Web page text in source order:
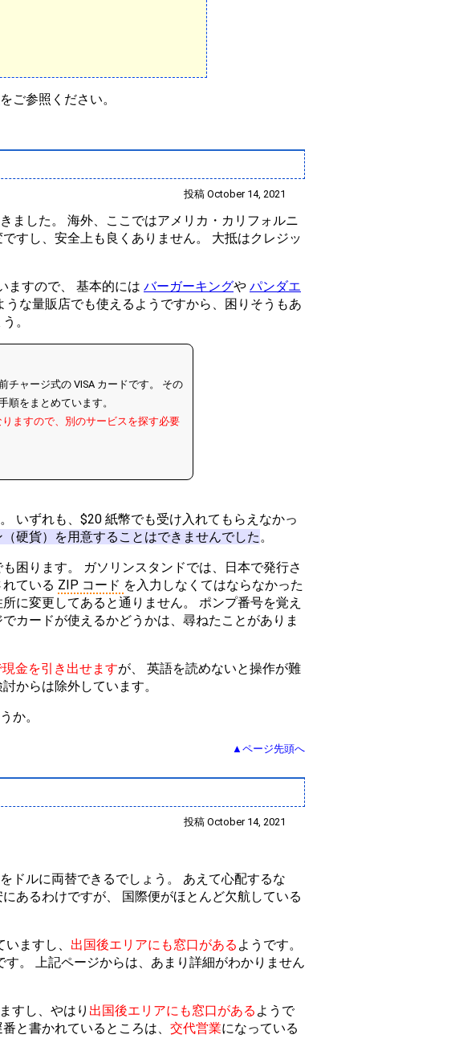
をご参照ください。
投稿 October 14, 2021
ました。 海外、ここではアメリカ・カリフォルニ
すし、安全上も良くありません。 大抵はクレジッ
ますので、 基本的には バーガーキングや パンダエ
うな量販店でも使えるようですから、困りそうもあ
。
チャージ式の VISA カードです。 その
順をまとめています。
ますので、別のサービスを探す必要
いずれも、$20 紙幣でも受け入れてもらえなかっ
（硬貨）を用意することはできませんでした。
も困ります。 ガソリンスタンドでは、日本で発行さ
ている ZIP コード を入力しなくてはならなかった
に変更してあると通りません。 ポンプ番号を覚え
カードが使えるかどうかは、尋ねたことがありま
金を引き出せますが、 英語を読めないと操作が難
からは除外しています。
か。
▲ページ先頭へ
投稿 October 14, 2021
ドルに両替できるでしょう。 あえて心配するな
あるわけですが、 国際便がほとんど欠航している
ますし、 出国後エリアにも窓口がある ようです。
す。 上記ページからは、あまり詳細がわかりません
すし、やはり 出国後エリアにも窓口がある ようで
と書かれているところは、 交代営業になっている